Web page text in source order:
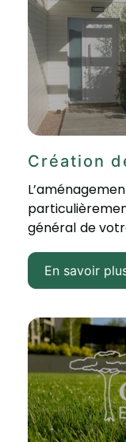
Création
général de
En savoir